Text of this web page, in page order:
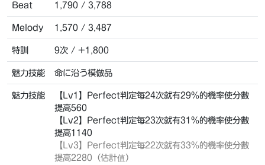
Beat 1,790 / 3,788
Melody 1,570 / 3,487
特訓 9次 / +1,800
魅力技能 命に沿う模倣品
魅力技能
【Lv1】Perfect判定每24次就有29%的機率使分數
提高560
【Lv2】Perfect判定每23次就有31%的機率使分數
提高1140
【Lv3】
Perfect判定每22次就有33%的機率使分數
提高2280（估計值）